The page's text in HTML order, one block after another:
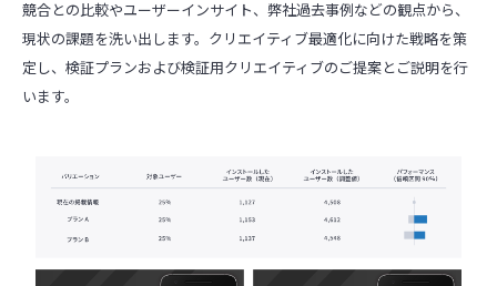
競合との比較やユーザーインサイト、弊社過去事例などの観点から、
現状の課題を洗い出します。クリエイティブ最適化に向けた戦略を策
定し、検証プランおよび検証用クリエイティブのご提案とご説明を行
います。